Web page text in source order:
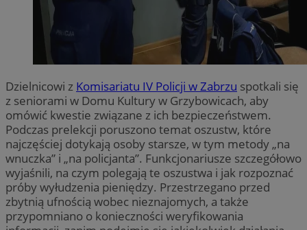
Dzielnicowi z Komisariatu IV Policji w Zabrzu spotkali się
z seniorami w Domu Kultury w Grzybowicach, aby
omówić kwestie związane z ich bezpieczeństwem.
Podczas prelekcji poruszono temat oszustw, które
najczęściej dotykają osoby starsze, w tym metody „na
wnuczka” i „na policjanta”. Funkcjonariusze szczegółowo
wyjaśnili, na czym polegają te oszustwa i jak rozpoznać
próby wyłudzenia pieniędzy. Przestrzegano przed
zbytnią ufnością wobec nieznajomych, a także
przypomniano o konieczności weryfikowania